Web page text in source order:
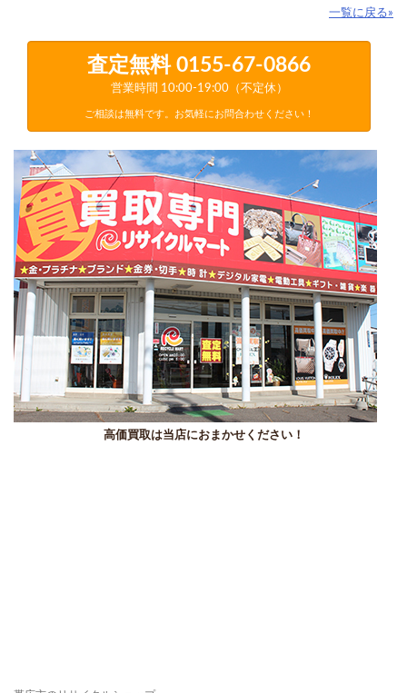
一覧に戻る»
査定無料 0155-67-0866
営業時間 10:00-19:00（不定休）
ご相談は無料です。お気軽にお問合わせください！
高価買取は当店におまかせください！